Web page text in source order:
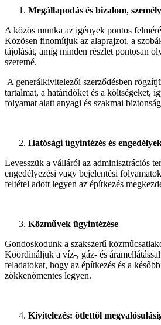
Megállapodás és bizalom,
A közös munka az igények pontos
Közösen finomítjuk az alaprajzot, a
tájolását, amíg minden részlet pontosan
szeretné.
A generálkivitelezői szerződésben
tartalmat, a határidőket és a költségeket,
folyamat alatt anyagi és szakmai
Hatósági ügyintézés és
Levesszük a válláról az adminisztrációs
engedélyezési vagy bejelentési
feltétel adott legyen az építkezés
Közművek ügyintézése
Gondoskodunk a szakszerű
Koordináljuk a víz-, gáz- és
feladatokat, hogy az építkezés és a
zökkenőmentes legyen.
Kivitelezés: ötlettől